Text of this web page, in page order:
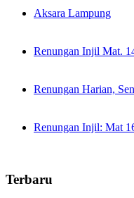
Aksara Lampung
Renungan Injil Mat.
Renungan Harian,
Renungan Injil: Mat
Terbaru